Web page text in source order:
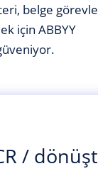
belge
için ABBYY
/